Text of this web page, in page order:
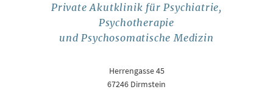
Private Akutklinik für Psychiatrie,
Psychotherapie
und Psychosomatische Medizin
Herrengasse 45
67246 Dirmstein